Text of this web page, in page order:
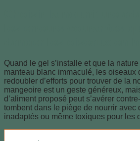
Quand le gel s’installe et que la nature
manteau blanc immaculé, les oiseaux
redoubler d’efforts pour trouver de la
mangeoire est un geste généreux,
d’aliment proposé peut s’avérer
tombent dans le piège de nourrir avec
inadaptés ou même toxiques pour les